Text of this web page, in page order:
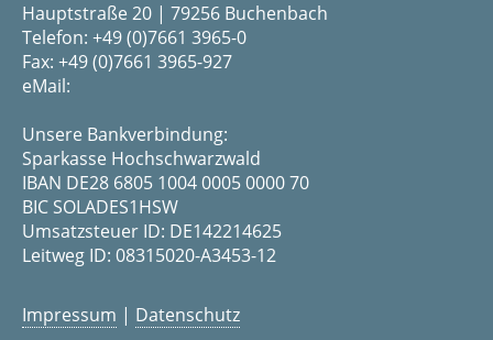
Hauptstraße 20 | 79256 Buchenbach
Telefon: +49 (0)7661 3965-0
Fax: +49 (0)7661 3965-927
eMail:
Unsere Bankverbindung:
Sparkasse Hochschwarzwald
IBAN DE28 6805 1004 0005 0000 70
BIC SOLADES1HSW
Umsatzsteuer ID: DE142214625
Leitweg ID: 08315020-A3453-12
Impressum | Datenschutz